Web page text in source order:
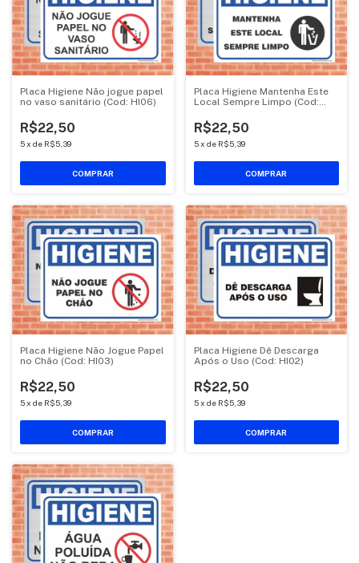
Placa Higiene Não jogue papel
no vaso sanitário (Cod: HI06)
R$22,50
5x de R$5,39
COMPRAR
Placa Higiene Mantenha Este
Local Sempre Limpo (Cod:
R$22,50
5 x de R$5,39
COMPRAR
Placa Higiene Não Jogue Papel
no Chão (Cod: HI03)
R$22,50
5x de R$5,39
COMPRAR
Placa Higiene Dê Descarga
Após o Uso (Cod: HI02)
R$22,50
5 x de R$5,39
COMPRAR